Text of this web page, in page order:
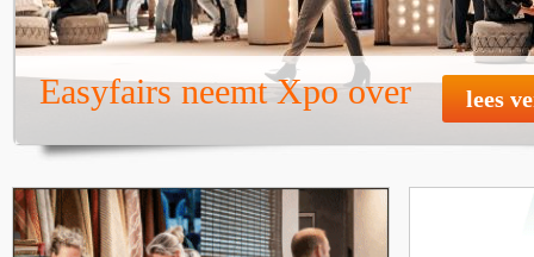
Easyfairs neemt Xpo over lees